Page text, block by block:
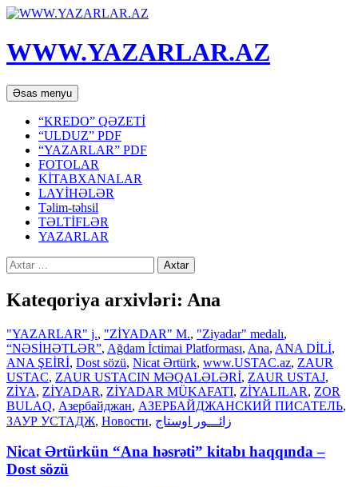
WWW.YAZARLAR.AZ
Axtar
Əsas menyu Mühtəviyyata
keç
“KREDO” QƏZETİ
“ULDUZ” PDF
“YAZARLAR” PDF
FOTOLAR
KİTABXANALAR
LAYİHƏLƏR
Təlim-təhsil
TƏLTİFLƏR
YAZARLAR
Axtarış:
Kateqoriya arxivləri: Ana
"YAZARLAR" j., "ZİYADAR" M., "Ziyadar" medalı,
“NƏSİHƏTLƏR”, Ağdam İctimai Platforması, Ana, ANA DİLİ,
ANA ŞEİRİ, Dost sözü, Nicat Ərtürk, www.USTAC.az, ZAUR
USTAC, ZAUR USTACIN MƏQALƏLƏRİ, ZAUR USTAJ,
ZİYA, ZİYADAR, ZİYADAR MÜKAFATI, ZİYALILAR, ZOR
BULAQ, Азербайджан, АЗЕРБАЙДЖАНСКИЙ ПИСАТЕЛЬ,
ЗАУР УСТАДЖ, Новости, زائـــور اوستاج
Nicat Ərtürkün “Ana həsrəti” kitabı haqqında –
Dost sözü